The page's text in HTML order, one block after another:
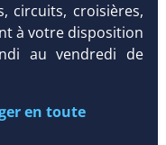
DEMANDE
D’INFORMATIONS
circuits, croisières,
à votre disposition
au vendredi de
en toute